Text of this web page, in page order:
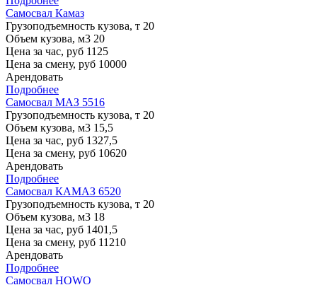
Самосвал Камаз
Грузоподъемность кузова, т 20
Объем кузова, м3 20
Цена за час, руб 1125
Цена за смену, руб 10000
Арендовать
Подробнее
Самосвал МАЗ 5516
Грузоподъемность кузова, т 20
Объем кузова, м3 15,5
Цена за час, руб 1327,5
Цена за смену, руб 10620
Арендовать
Подробнее
Самосвал КАМАЗ 6520
Грузоподъемность кузова, т 20
Объем кузова, м3 18
Цена за час, руб 1401,5
Цена за смену, руб 11210
Арендовать
Подробнее
Самосвал HOWO